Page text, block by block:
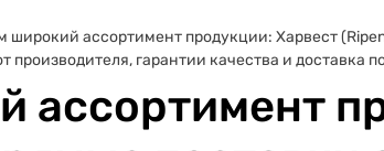
ассортимент продукции: Харвест
гарантии качества и доставка
ассортимент